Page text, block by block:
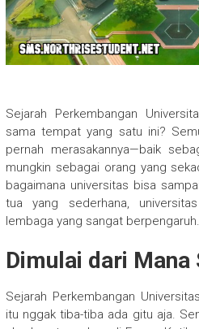
Sejarah Perkembangan
sama tempat yang satu ini?
pernah merasakannya—baik
mungkin sebagai orang yang
bagaimana universitas bisa
tua yang sederhana,
lembaga yang sangat
Dimulai dari Mana
Sejarah Perkembangan
itu nggak tiba-tiba ada gitu aja.